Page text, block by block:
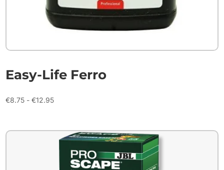
Easy-Life Ferro
€8.75 - €12.95Prijsklasse:
€12.95